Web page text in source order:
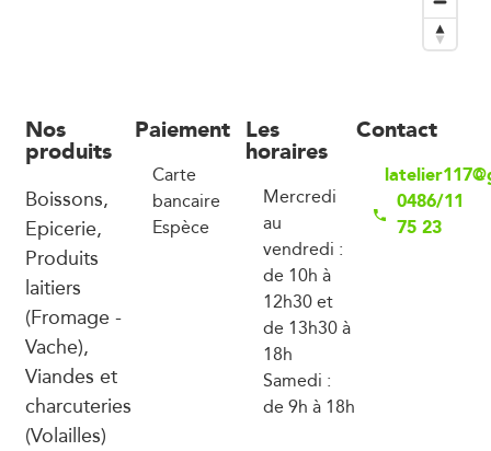
Nos
produits
Boissons,
Epicerie,
Produits
laitiers
(Fromage -
Vache),
Viandes et
charcuteries
(Volailles)
Paiement
Carte
bancaire
Espèce
Les
horaires
Mercredi
au
vendredi :
de 10h à
12h30 et
de 13h30 à
18h
Samedi :
de 9h à 18h
Contact
0486/11
75 23